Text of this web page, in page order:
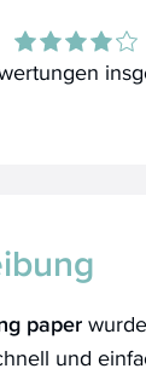
paper
und